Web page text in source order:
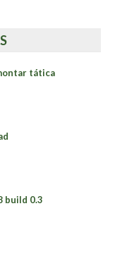
tática
build 0.3